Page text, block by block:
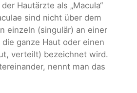
Hautärzte als „Macula“
sind nicht über dem
einzeln (singulär) an einer
ganze Haut oder einen
verteilt) bezeichnet wird.
nennt man das